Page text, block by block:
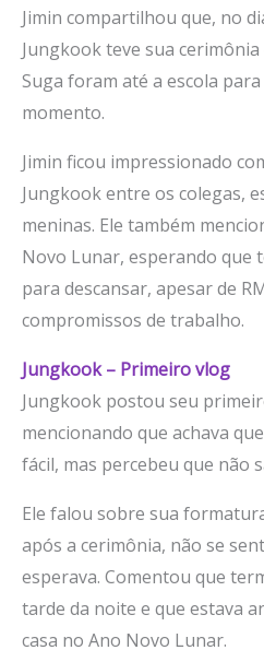
Jimin compartilhou que, no
Jungkook teve sua
Suga foram até a escola
momento.
Jimin ficou impressionado
Jungkook entre os colegas,
meninas. Ele também
Novo Lunar, esperando que
para descansar, apesar de
compromissos de trabalho.
Jungkook – Primeiro vlog
Jungkook postou seu
mencionando que achava
fácil, mas percebeu que não
Ele falou sobre sua
após a cerimônia, não se
esperava. Comentou que
tarde da noite e que estava
casa no Ano Novo Lunar.